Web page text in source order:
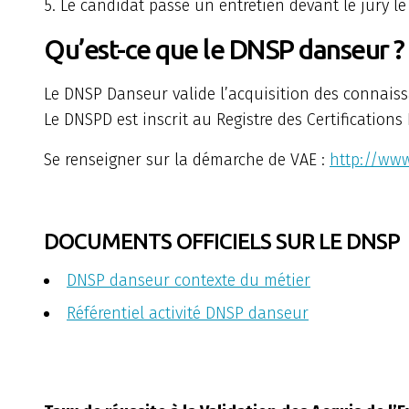
5. Le candidat passe un entretien devant le jury
Qu’est-ce que le DNSP danseur ?
Le DNSP Danseur valide l’acquisition des
Le DNSPD est inscrit au Registre des
Se renseigner sur la démarche de VAE : http://
DOCUMENTS OFFICIELS SUR LE DNSP
DNSP danseur contexte du métier
Référentiel activité DNSP danseur